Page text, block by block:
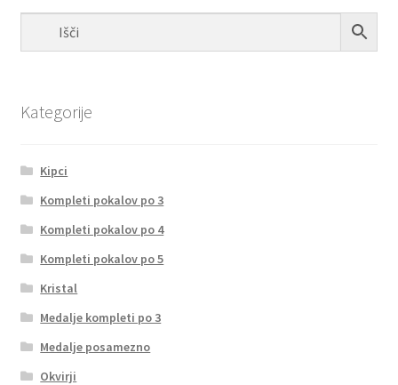
Kategorije
Kipci
Kompleti pokalov po 3
Kompleti pokalov po 4
Kompleti pokalov po 5
Kristal
Medalje kompleti po 3
Medalje posamezno
Okvirji